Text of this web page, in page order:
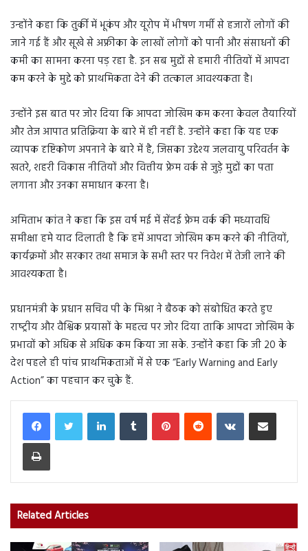
उन्‍होंने कहा कि तुर्की में भूकंप और यूरोप में भीषण गर्मी से हजारों लोगों की
जाने गई हैं और सूखे से अफ्रीका के लाखों लोगों को पानी और संसाधनों की
कमी का सामना करना पड़ रहा है. इन सब मुद्दों से हमारी नीतियों में आपदा
कम करने के मुद्दे को प्राथमिकता देने की तत्‍काल आवश्यकता है।
उन्होंने इस बात पर जोर दिया कि आपदा जोखिम कम करना केवल तैयारियों
और तेज आपात प्रतिक्रिया के बारे में ही नहीं है. उन्होंने कहा कि यह एक
व्यापक दृष्टिकोण अपनाने के बारे में है, जिसका उद्देश्‍य जलवायु परिवर्तन के
खतरे, शहरी विकास नीतियों और वित्तीय फ्रेम वर्क से जुड़े मुद्दों का पता
लगाना और उनका समाधान करना है।
अमिताभ कांत ने कहा कि इस वर्ष मई में सेंदई फ्रेम वर्क की मध्यावधि
समीक्षा हमे याद दिलाती है कि हमें आपदा जोखिम कम करने की नीतियों,
कार्यक्रमों और सरकार तथा समाज के सभी स्तर पर निवेश में तेजी लाने की
आवश्यकता है।
प्रधानमंत्री के प्रधान सचिव पी के मिश्रा ने बैठक को संबोधित करते हुए
राष्‍ट्रीय और वैश्विक प्रयासों के महत्व पर जोर दिया ताकि आपदा जोखिम के
प्रभावों को अधिक से अधिक कम किया जा सके. उन्होंने कहा कि जी 20 के
देश पहले ही पांच प्राथमिकताओं में से एक “Early Warning and Early
Action” का पहचान कर चुके हैं.
LinkedInTumblr PinterestReddit VKontakteShare via Email
Print
Related Articles